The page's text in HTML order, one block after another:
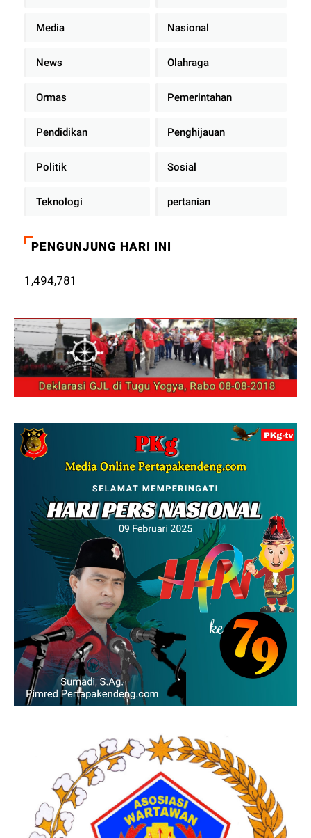
Media Nasional
News Olahraga
Ormas Pemerintahan
Pendidikan Penghijauan
Politik Sosial
Teknologi pertanian
PENGUNJUNG HARI INI
1,494,781